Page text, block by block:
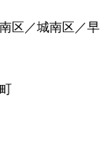
区／城南区／早